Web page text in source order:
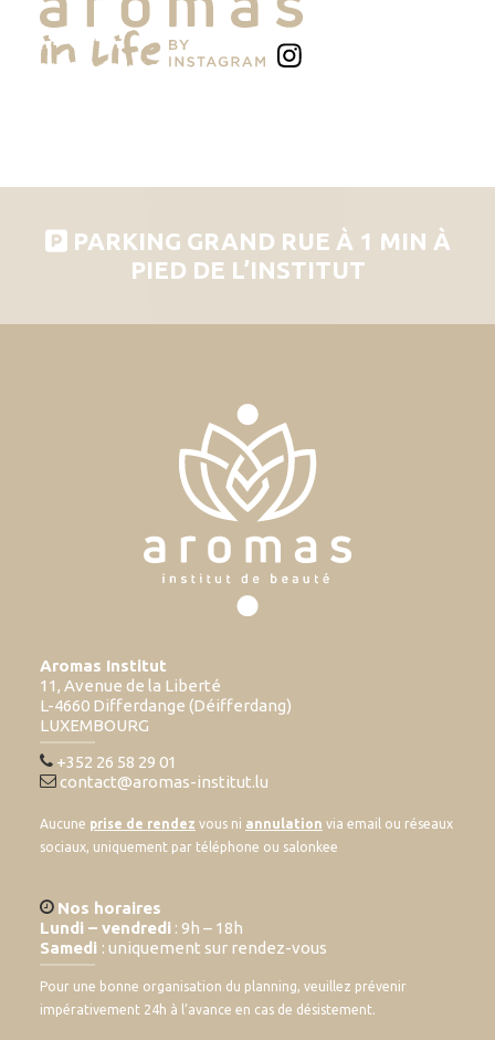
PARKING GRAND RUE À 1 MIN À
PIED DE L’INSTITUT
Aromas Institut
11, Avenue de la Liberté
L-4660 Differdange (Déifferdang)
LUXEMBOURG
+352 26 58 29 01
contact@aromas-institut.lu
Aucune prise de rendez vous ni annulation via email ou réseaux
sociaux, uniquement par téléphone ou salonkee
Nos horaires
Lundi – vendredi : 9h – 18h
Samedi : uniquement sur rendez-vous
Pour une bonne organisation du planning, veuillez prévenir
impérativement 24h à l’avance en cas de désistement.